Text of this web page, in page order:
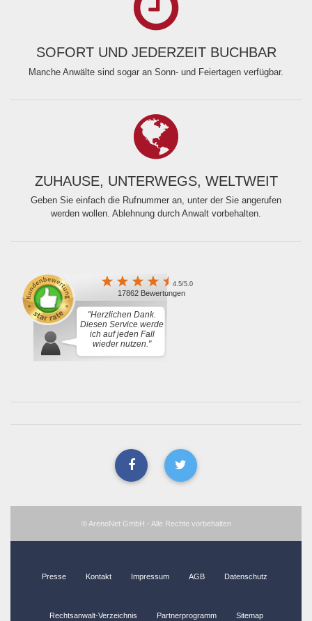
SOFORT UND JEDERZEIT BUCHBAR
Manche Anwälte sind sogar an Sonn- und Feiertagen verfügbar.
ZUHAUSE, UNTERWEGS, WELTWEIT
Geben Sie einfach die Rufnummer an, unter der Sie angerufen
werden wollen. Ablehnung durch Anwalt vorbehalten.
4.5/5.0
17862 Bewertungen
"Herzlichen Dank.
Diesen Service werde
ich auf jeden Fall
wieder nutzen."
© ArenoNet GmbH - Alle Rechte vorbehalten
Presse Kontakt Impressum AGB Datenschutz
Rechtsanwalt-Verzeichnis Partnerprogramm Sitemap